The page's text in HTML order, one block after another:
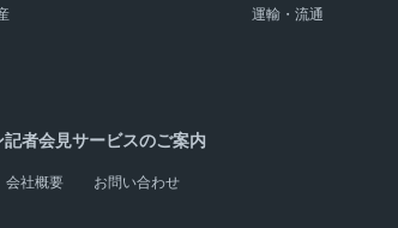
運輸・流通
記者会見サービスのご案内
会社概要 お問い合わせ